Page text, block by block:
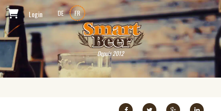
Login DE FR
Depuis 2012